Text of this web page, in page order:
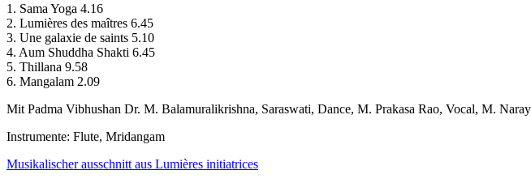
1. Sama Yoga 4.16
2. Lumières des maîtres 6.45
3. Une galaxie de saints 5.10
4. Aum Shuddha Shakti 6.45
5. Thillana 9.58
6. Mangalam 2.09
Mit Padma Vibhushan Dr. M. Balamuralikrishna, Saraswati, Dance, M. Prakasa Rao, Vocal, M.
Instrumente: Flute, Mridangam
Musikalischer ausschnitt aus Lumières initiatrices